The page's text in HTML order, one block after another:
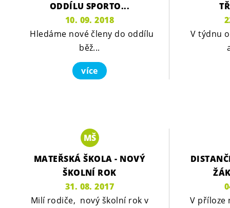
ODDÍLU SPORTO...
10. 09. 2018
Hledáme nové členy do oddílu
běž...
více
V týdnu
MŠ
MATEŘSKÁ ŠKOLA - NOVÝ
ŠKOLNÍ ROK
31. 08. 2017
Milí rodiče, nový školní rok v
V příloze